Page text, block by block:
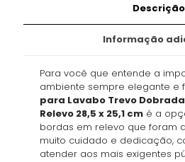
Descrição
Informação
Para você que entende a
ambiente sempre elegante e
para Lavabo Trevo
Relevo 28,5 x 25,1 cm é a
bordas em relevo que foram
muito cuidado e dedicação,
atender aos mais exigentes